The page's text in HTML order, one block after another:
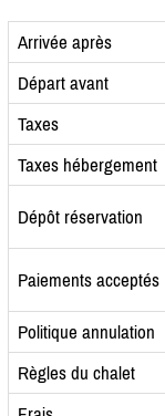
Arrivée après
Départ avant
Taxes
Taxes hébergement
Dépôt réservation
Paiements acceptés
Politique annulation
Règles du chalet